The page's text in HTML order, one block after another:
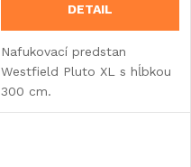
DETAIL
Nafukovací predstan
Westfield Pluto XL s hĺbkou
300 cm.